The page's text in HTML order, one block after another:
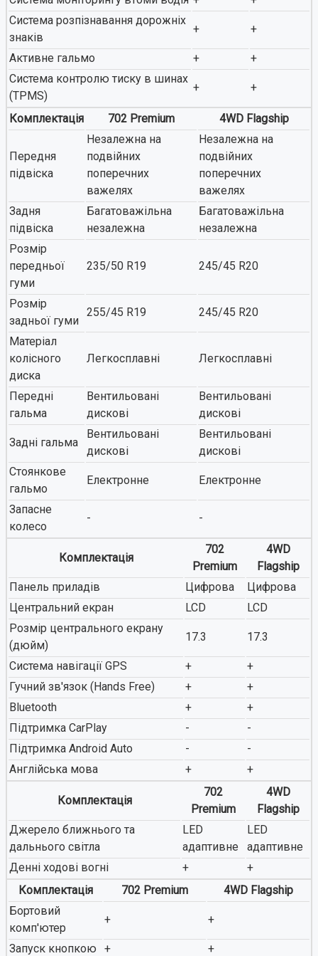
Система розпізнавання дорожніх
знаків
+ +
Активне гальмо +
+
Система контролю тиску в шинах
(TPMS)
+ +
Комплектація 702 Premium 4WD Flagship
Передня
підвіска
Незалежна на
подвійних
поперечних
важелях
Незалежна на
подвійних
поперечних
важелях
Задня
підвіска
Багатоважільна
незалежна
Багатоважільна
незалежна
Розмір
передньої
гуми
235/50 R19 245/45 R20
Розмір
задньої гуми
255/45 R19 245/45 R20
Матеріал
колісного
диска
Легкосплавні Легкосплавні
Передні
гальма
Вентильовані
дискові
Вентильовані
дискові
Задні гальма
Вентильовані
дискові
Вентильовані
дискові
Стоянкове
гальмо
Електронне Електронне
Запасне
колесо
- -
Комплектація
702
Premium
4WD
Flagship
Панель приладів
Цифрова
Цифрова
Центральний екран
LCD
LCD
Розмір центрального екрану
(дюйм)
17.3 17.3
Система навігації GPS +
+
Гучний зв'язок (Hands Free)
+
+
Bluetooth
+
+
Підтримка CarPlay
-
-
Підтримка Android Auto
-
-
Англійська мова
+ +
Комплектація
702
Premium
4WD
Flagship
Джерело ближнього та
дальнього світла
LED
адаптивне
LED
адаптивне
Денні ходові вогні
+
+
Комплектація
702 Premium
4WD Flagship
Бортовий
комп'ютер
+ +
Запуск кнопкою +
+